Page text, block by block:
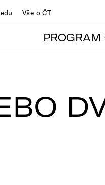
edu Vše o ČT
PROGRAM